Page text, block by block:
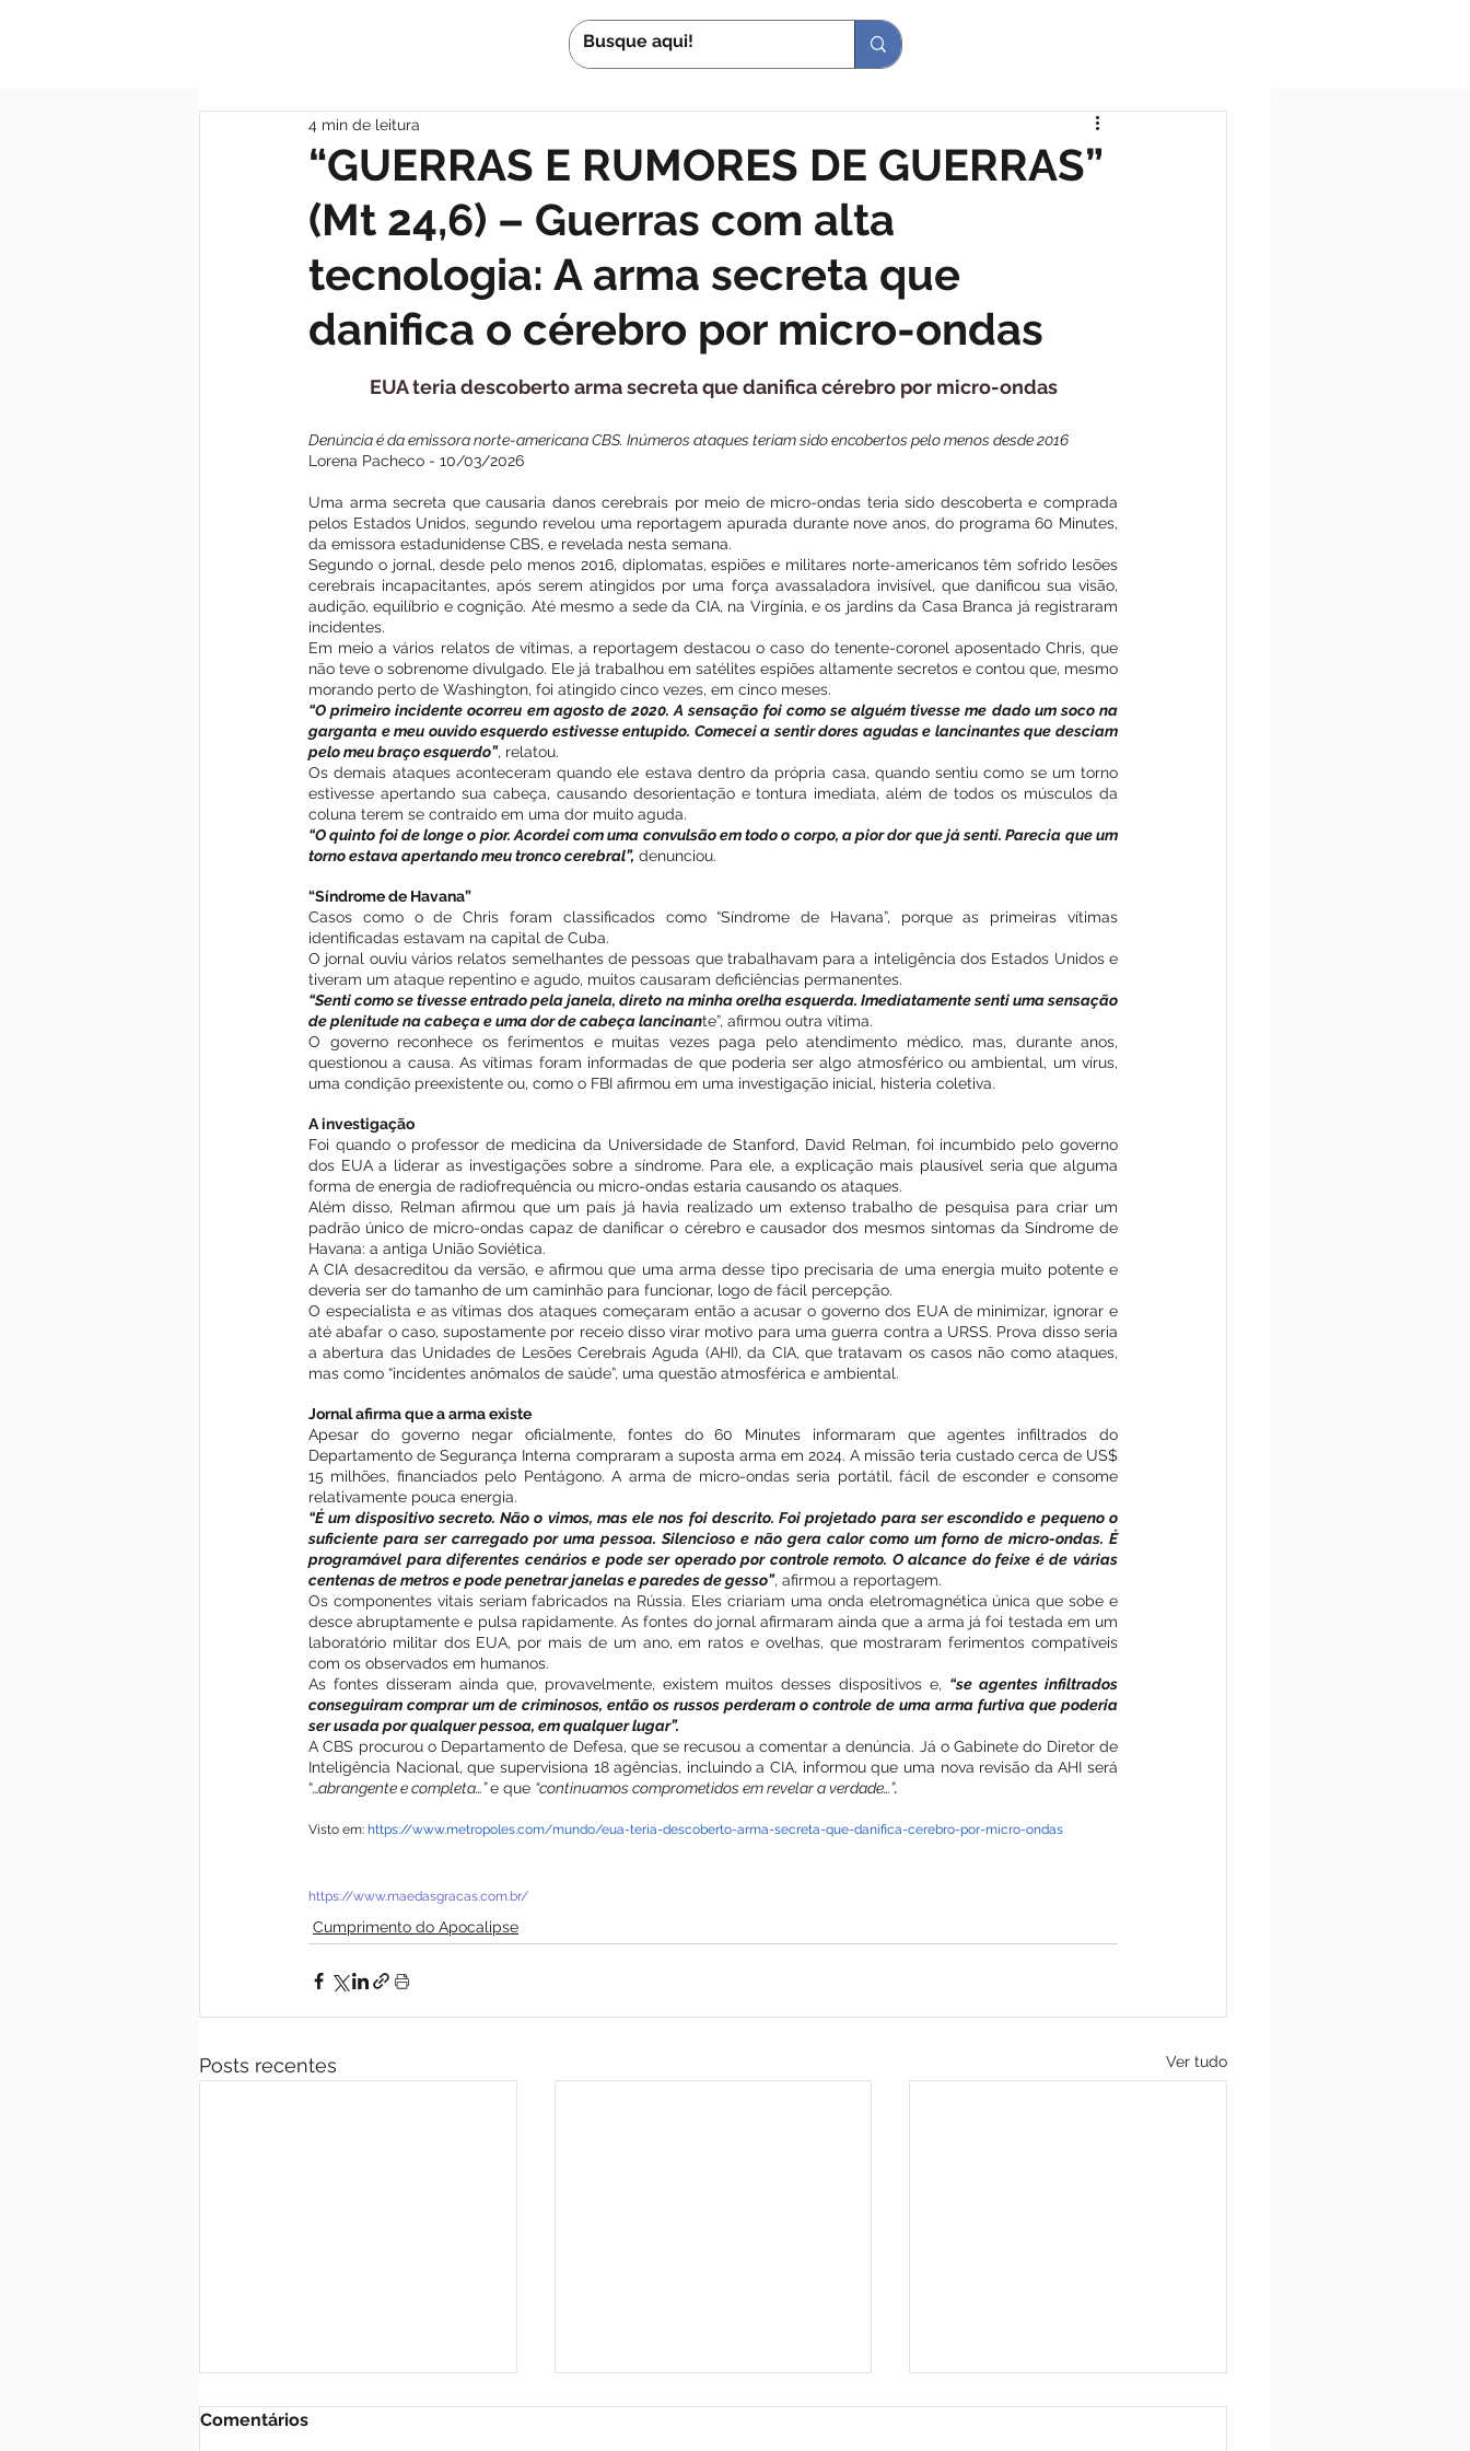
“GUERRAS E RUMORES DE GUERRAS”
(Mt 24,6) – Guerras com alta
tecnologia: A arma secreta que
danifica o cérebro por micro-ondas
4 min de leitura
EUA teria descoberto arma secreta que danifica cérebro por micro-ondas
Denúncia é da emissora norte-americana CBS. Inúmeros ataques teriam sido encobertos pelo menos desde 2016
Lorena Pacheco - 10/03/2026
Uma arma secreta que causaria danos cerebrais por meio de micro-ondas teria sido descoberta e comprada
pelos Estados Unidos, segundo revelou uma reportagem apurada durante nove anos, do programa 60 Minutes,
da emissora estadunidense CBS, e revelada nesta semana.
Segundo o jornal, desde pelo menos 2016, diplomatas, espiões e militares norte-americanos têm sofrido lesões
cerebrais incapacitantes, após serem atingidos por uma força avassaladora invisível, que danificou sua visão,
audição, equilíbrio e cognição. Até mesmo a sede da CIA, na Virgínia, e os jardins da Casa Branca já registraram
incidentes.
Em meio a vários relatos de vítimas, a reportagem destacou o caso do tenente-coronel aposentado Chris, que
não teve o sobrenome divulgado. Ele já trabalhou em satélites espiões altamente secretos e contou que, mesmo
morando perto de Washington, foi atingido cinco vezes, em cinco meses.
“O primeiro incidente ocorreu em agosto de 2020. A sensação foi como se alguém tivesse me dado um soco na
garganta e meu ouvido esquerdo estivesse entupido. Comecei a sentir dores agudas e lancinantes que desciam
pelo meu braço esquerdo”, relatou.
Os demais ataques aconteceram quando ele estava dentro da própria casa, quando sentiu como se um torno
estivesse apertando sua cabeça, causando desorientação e tontura imediata, além de todos os músculos da
coluna terem se contraído em uma dor muito aguda.
“O quinto foi de longe o pior. Acordei com uma convulsão em todo o corpo, a pior dor que já senti. Parecia que um
torno estava apertando meu tronco cerebral”, denunciou.
“Síndrome de Havana”
Casos como o de Chris foram classificados como “Síndrome de Havana”, porque as primeiras vítimas
identificadas estavam na capital de Cuba.
O jornal ouviu vários relatos semelhantes de pessoas que trabalhavam para a inteligência dos Estados Unidos e
tiveram um ataque repentino e agudo, muitos causaram deficiências permanentes.
“Senti como se tivesse entrado pela janela, direto na minha orelha esquerda. Imediatamente senti uma sensação
de plenitude na cabeça e uma dor de cabeça lancinante”, afirmou outra vítima.
O governo reconhece os ferimentos e muitas vezes paga pelo atendimento médico, mas, durante anos,
questionou a causa. As vítimas foram informadas de que poderia ser algo atmosférico ou ambiental, um vírus,
uma condição preexistente ou, como o FBI afirmou em uma investigação inicial, histeria coletiva.
A investigação
Foi quando o professor de medicina da Universidade de Stanford, David Relman, foi incumbido pelo governo
dos EUA a liderar as investigações sobre a síndrome. Para ele, a explicação mais plausível seria que alguma
forma de energia de radiofrequência ou micro-ondas estaria causando os ataques.
Além disso, Relman afirmou que um país já havia realizado um extenso trabalho de pesquisa para criar um
padrão único de micro-ondas capaz de danificar o cérebro e causador dos mesmos sintomas da Síndrome de
Havana: a antiga União Soviética.
A CIA desacreditou da versão, e afirmou que uma arma desse tipo precisaria de uma energia muito potente e
deveria ser do tamanho de um caminhão para funcionar, logo de fácil percepção.
O especialista e as vítimas dos ataques começaram então a acusar o governo dos EUA de minimizar, ignorar e
até abafar o caso, supostamente por receio disso virar motivo para uma guerra contra a URSS. Prova disso seria
a abertura das Unidades de Lesões Cerebrais Aguda (AHI), da CIA, que tratavam os casos não como ataques,
mas como “incidentes anômalos de saúde”, uma questão atmosférica e ambiental.
Jornal afirma que a arma existe
Apesar do governo negar oficialmente, fontes do 60 Minutes informaram que agentes infiltrados do
Departamento de Segurança Interna compraram a suposta arma em 2024. A missão teria custado cerca de US$
15 milhões, financiados pelo Pentágono. A arma de micro-ondas seria portátil, fácil de esconder e consome
relativamente pouca energia.
“É um dispositivo secreto. Não o vimos, mas ele nos foi descrito. Foi projetado para ser escondido e pequeno o
suficiente para ser carregado por uma pessoa. Silencioso e não gera calor como um forno de micro-ondas. É
programável para diferentes cenários e pode ser operado por controle remoto. O alcance do feixe é de várias
centenas de metros e pode penetrar janelas e paredes de gesso”, afirmou a reportagem.
Os componentes vitais seriam fabricados na Rússia. Eles criariam uma onda eletromagnética única que sobe e
desce abruptamente e pulsa rapidamente. As fontes do jornal afirmaram ainda que a arma já foi testada em um
laboratório militar dos EUA, por mais de um ano, em ratos e ovelhas, que mostraram ferimentos compatíveis
com os observados em humanos.
As fontes disseram ainda que, provavelmente, existem muitos desses dispositivos e, “se agentes infiltrados
conseguiram comprar um de criminosos, então os russos perderam o controle de uma arma furtiva que poderia
ser usada por qualquer pessoa, em qualquer lugar”.
A CBS procurou o Departamento de Defesa, que se recusou a comentar a denúncia. Já o Gabinete do Diretor de
Inteligência Nacional, que supervisiona 18 agências, incluindo a CIA, informou que uma nova revisão da AHI será
“…abrangente e completa…” e que “continuamos comprometidos em revelar a verdade…”.
Visto em: https://www.metropoles.com/mundo/eua-teria-descoberto-arma-secreta-que-danifica-cerebro-por-micro-ondas
https://www.maedasgracas.com.br/
Cumprimento do Apocalipse
Posts recentes Ver tudo
Comentários